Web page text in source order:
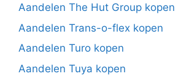
Aandelen The Hut Group kopen
Aandelen Trans-o-flex kopen
Aandelen Turo kopen
Aandelen Tuya kopen